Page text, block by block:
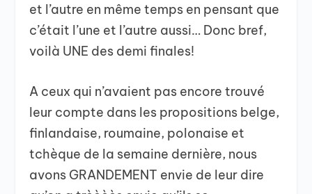
et l’autre en même temps en pensant que
c’était l’une et l’autre aussi… Donc bref,
voilà UNE des demi finales!
A ceux qui n’avaient pas encore trouvé
leur compte dans les propositions belge,
finlandaise, roumaine, polonaise et
tchèque de la semaine dernière, nous
avons GRANDEMENT envie de leur dire